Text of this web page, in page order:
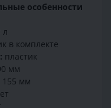
особенности
л
в комплекте
пластик
мм
155 мм